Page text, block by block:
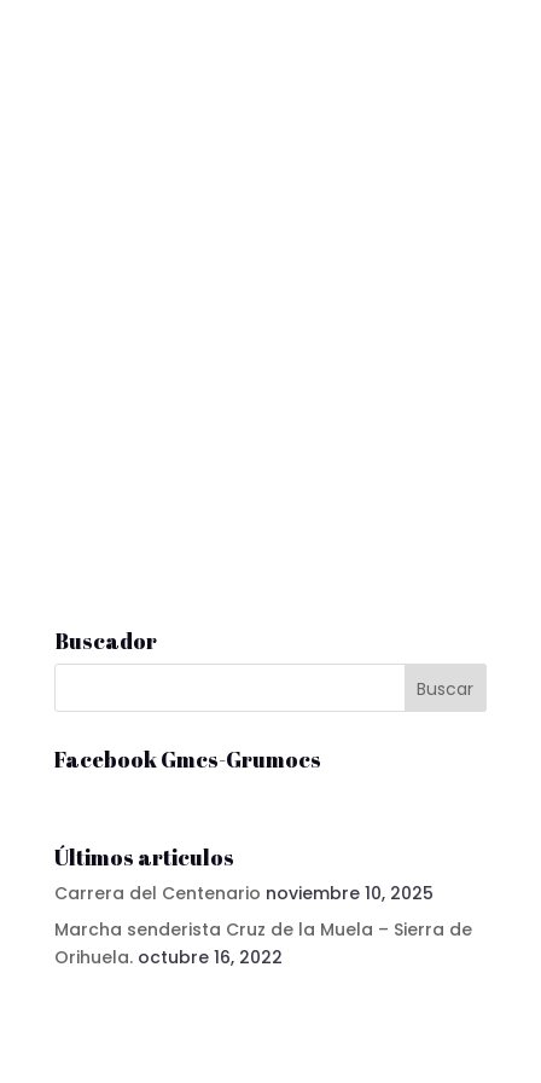
Buscador
Facebook Gmcs-Grumocs
Últimos articulos
Carrera del Centenario noviembre 10, 2025
Marcha senderista Cruz de la Muela – Sierra de
Orihuela. octubre 16, 2022